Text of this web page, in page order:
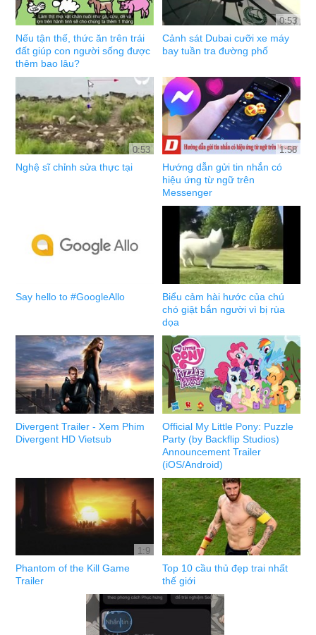
Nếu tận thế, thức ăn trên trái
đất giúp con người sống được
thêm bao lâu?
0:53
Cảnh sát Dubai cưỡi xe máy
bay tuần tra đường phố
0:53
Nghệ sĩ chỉnh sửa thực tại
1:58
Hướng dẫn gửi tin nhắn có
hiệu ứng từ ngữ trên
Messenger
Say hello to #GoogleAllo
Biểu cảm hài hước của chú
chó giật bắn người vì bị rùa
dọa
Divergent Trailer - Xem Phim
Divergent HD Vietsub
Official My Little Pony: Puzzle
Party (by Backflip Studios)
Announcement Trailer
(iOS/Android)
1:9
Phantom of the Kill Game
Trailer
Top 10 cầu thủ đẹp trai nhất
thế giới